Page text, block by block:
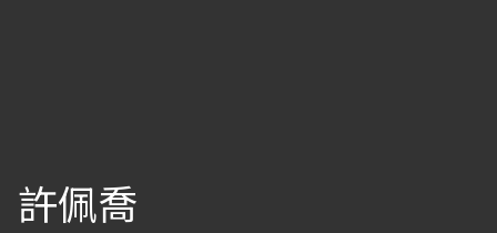
許佩喬